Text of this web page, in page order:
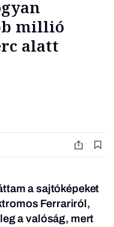
millió
alatt
a sajtóképeket
Ferrariról,
a valóság, mert